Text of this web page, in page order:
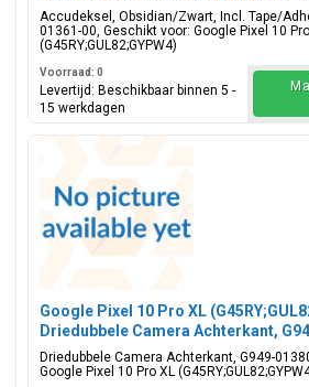
Accudeksel, Obsidian/Zwart, Incl. Tape/
01361-00, Geschikt voor: Google Pixel 10
(G45RY;GUL82;GYPW4)
Voorraad: 0
Levertijd: Beschikbaar binnen 5 -
15 werkdagen
Google Pixel 10 Pro XL
Driedubbele Camera Achterkant,
Driedubbele Camera Achterkant, G949-
Google Pixel 10 Pro XL